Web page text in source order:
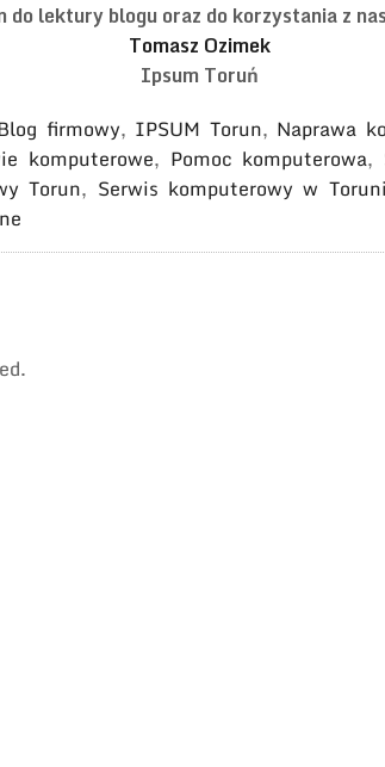
do lektury blogu oraz do korzystania z
Tomasz Ozimek
Ipsum Toruń
firmowy, IPSUM Torun, Naprawa
komputerowe, Pomoc komputerowa,
Torun, Serwis komputerowy w